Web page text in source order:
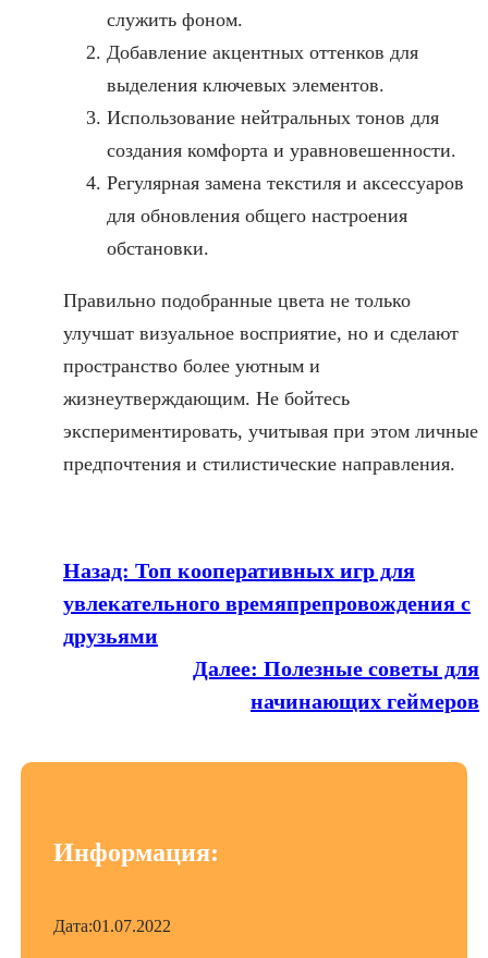
служить фоном.
Добавление акцентных оттенков для
выделения ключевых элементов.
Использование нейтральных тонов для
создания комфорта и уравновешенности.
Регулярная замена текстиля и аксессуаров
для обновления общего настроения
обстановки.
Правильно подобранные цвета не только
улучшат визуальное восприятие, но и сделают
пространство более уютным и
жизнеутверждающим. Не бойтесь
экспериментировать, учитывая при этом личные
предпочтения и стилистические направления.
Назад: Топ кооперативных игр для
увлекательного времяпрепровождения с
друзьями
Далее: Полезные советы для
начинающих геймеров
Информация:
Дата:01.07.2022